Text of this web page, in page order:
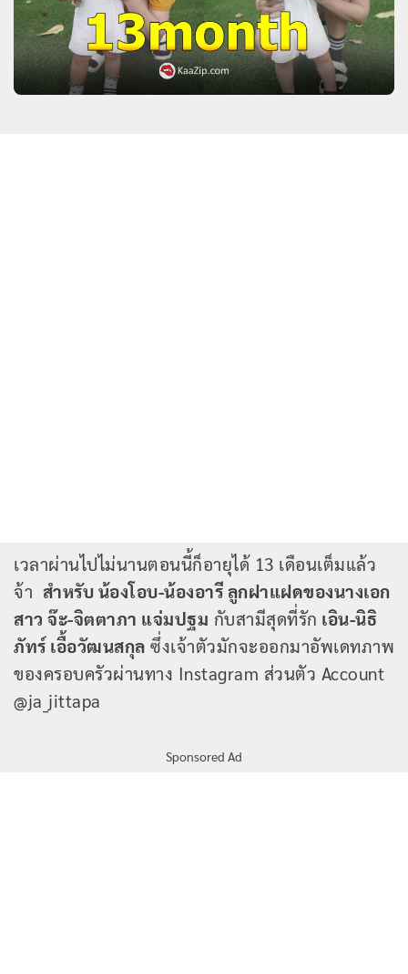
เวลาผ่านไปไม่นานตอนนี้ก็อายุได้ 13 เดือนเต็มแล้ว
จ้า สำหรับ น้องโอบ-น้องอารี ลูกฝาแฝดของนางเอก
สาว จ๊ะ-จิตตาภา แจ่มปฐม กับสามีสุดที่รัก เอิน-นิธิ
ภัทร์ เอื้อวัฒนสกุล ซึ่งเจ้าตัวมักจะออกมาอัพเดทภาพ
ของครอบครัวผ่านทาง Instagram ส่วนตัว Account
@ja_jittapa
Sponsored Ad